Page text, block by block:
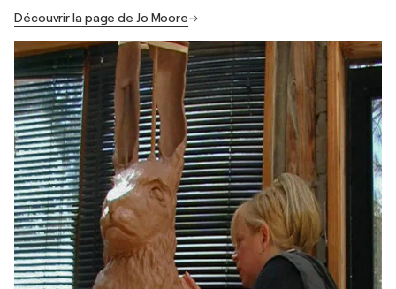
Découvrir la page de Jo Moore